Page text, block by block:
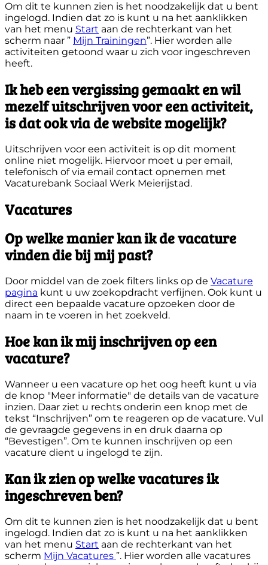
Om dit te kunnen zien is het noodzakelijk dat u bent
ingelogd. Indien dat zo is kunt u na het aanklikken
van het menu Start aan de rechterkant van het
scherm naar ” Mijn Trainingen”. Hier worden alle
activiteiten getoond waar u zich voor ingeschreven
heeft.
Ik heb een vergissing gemaakt en wil
mezelf uitschrijven voor een activiteit,
is dat ook via de website mogelijk?
Uitschrijven voor een activiteit is op dit moment
online niet mogelijk. Hiervoor moet u per email,
telefonisch of via email contact opnemen met
Vacaturebank Sociaal Werk Meierijstad.
Vacatures
Op welke manier kan ik de vacature
vinden die bij mij past?
Door middel van de zoek filters links op de Vacature
pagina kunt u uw zoekopdracht verfijnen. Ook kunt u
direct een bepaalde vacature opzoeken door de
naam in te voeren in het zoekveld.
Hoe kan ik mij inschrijven op een
vacature?
Wanneer u een vacature op het oog heeft kunt u via
de knop "Meer informatie" de details van de vacature
inzien. Daar ziet u rechts onderin een knop met de
tekst “Inschrijven” om te reageren op de vacature. Vul
de gevraagde gegevens in en druk daarna op
“Bevestigen”. Om te kunnen inschrijven op een
vacature dient u ingelogd te zijn.
Kan ik zien op welke vacatures ik
ingeschreven ben?
Om dit te kunnen zien is het noodzakelijk dat u bent
ingelogd. Indien dat zo is kunt u na het aanklikken
van het menu Start aan de rechterkant van het
scherm Mijn Vacatures ”. Hier worden alle vacatures